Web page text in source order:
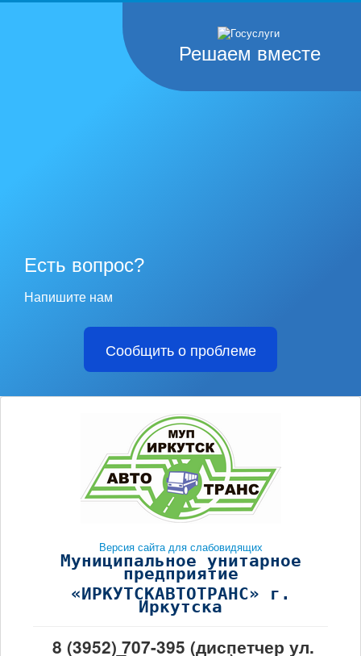
Решаем вместе
Есть вопрос?
Напишите нам
Сообщить о проблеме
Версия сайта для слабовидящих
Муниципальное унитарное
предприятие
«ИРКУТСКАВТОТРАНС» г.
Иркутска
8 (3952) 707-395 (диспетчер ул.